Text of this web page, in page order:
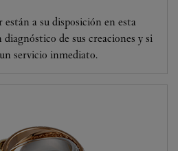
a su disposición en esta
de sus creaciones y si
servicio inmediato.